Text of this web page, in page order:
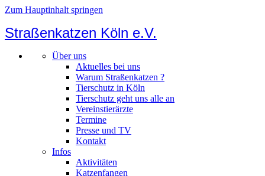
Zum Hauptinhalt springen
Straßenkatzen Köln e.V.
Über uns
Aktuelles bei uns
Warum Straßenkatzen ?
Tierschutz in Köln
Tierschutz geht uns alle an
Vereinstierärzte
Termine
Presse und TV
Kontakt
Infos
Aktivitäten
Katzenfangen